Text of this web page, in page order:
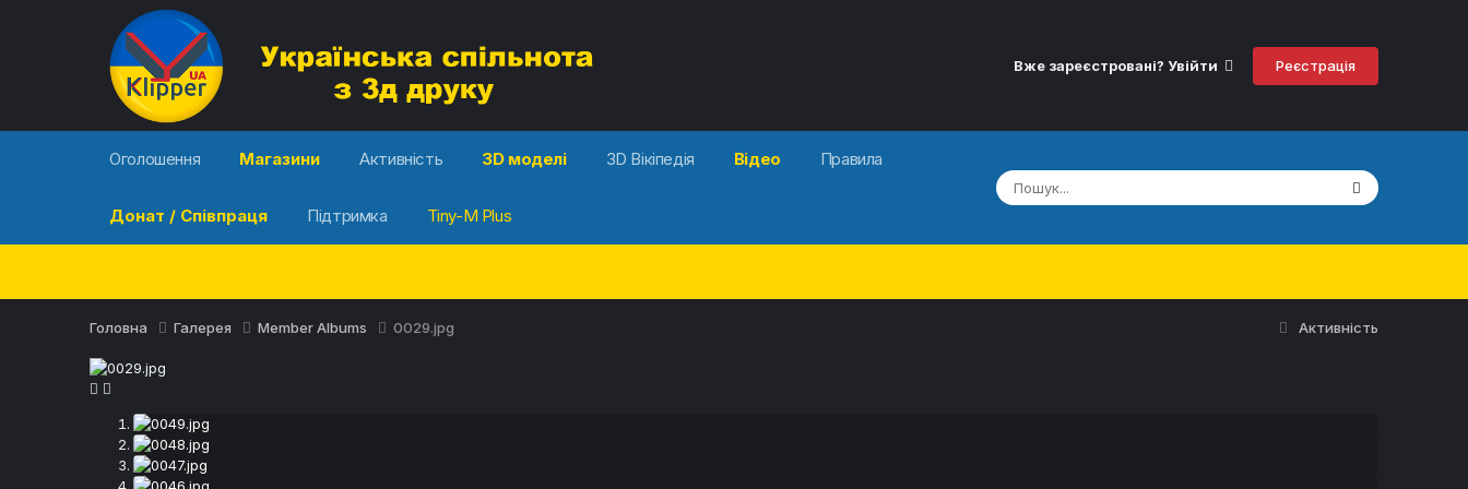
Вже зареєстровані? Увійти Реєстрація
Оголошення Магазини Активність 3D моделі 3D Вікіпедія Відео Правила
Донат / Співпраця Підтримка Tiny-M Plus
Активність
Головна Галерея Member Albums 0029.jpg